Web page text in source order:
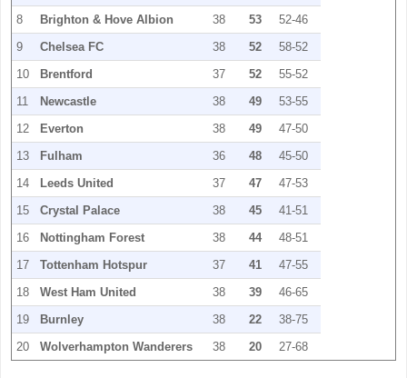
8 Brighton & Hove Albion 38 53
52-46
9
Chelsea FC 38 52
58-52
10
Brentford 37 52
55-52
11
Newcastle 38 49
53-55
12
Everton 38 49
47-50
13
Fulham 36 48
45-50
14
Leeds United 37 47
47-53
15
Crystal Palace 38 45
41-51
16
Nottingham Forest 38 44
48-51
17
Tottenham Hotspur 37 41
47-55
18
West Ham United 38 39
46-65
19
Burnley 38 22
38-75
20
Wolverhampton Wanderers 38 20 27-68